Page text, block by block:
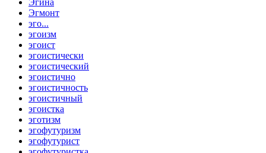
Эгмонт
эго...
эгоизм
эгоист
эгоистически
эгоистический
эгоистично
эгоистичность
эгоистичный
эгоистка
эготизм
эгофутуризм
эгофутурист